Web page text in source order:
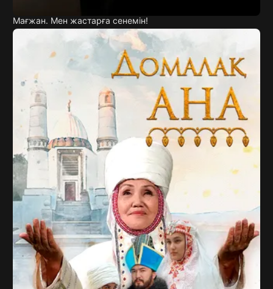
Мағжан. Мен жастарға сенемін!